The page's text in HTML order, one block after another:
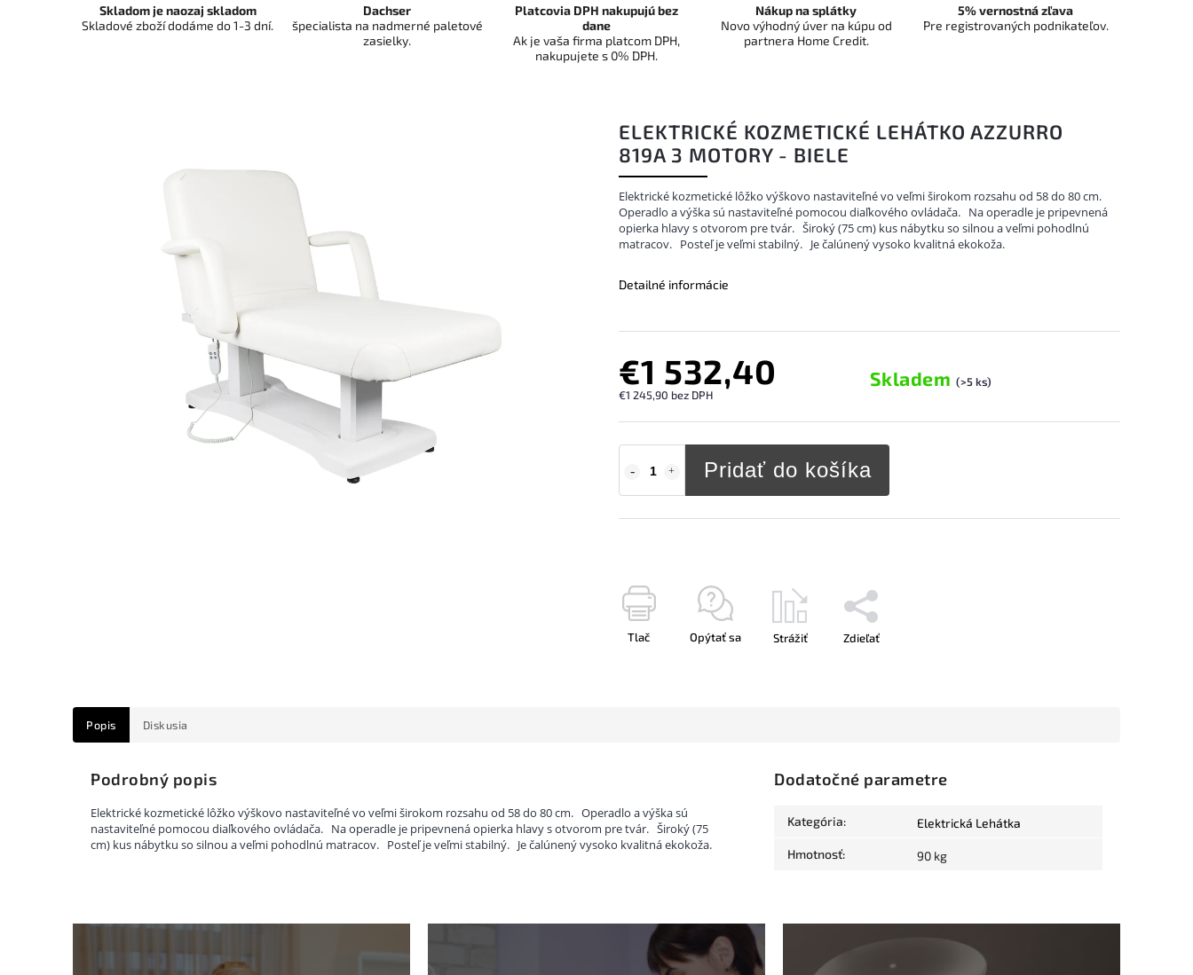
ELEKTRICKÉ KOZMETICKÉ LEHÁTKO AZZURRO
819A 3 MOTORY - BIELE
€1 532,40
€1 245,90 bez DPH
Skladem (>5 ks)
Pridať do košíka
Elektrické kozmetické lôžko výškovo nastaviteľné vo veľmi širokom rozsahu od 58 do 80 cm.
Operadlo a výška sú nastaviteľné pomocou diaľkového ovládača. Na operadle je pripevnená
opierka hlavy s otvorom pre tvár. Široký (75 cm) kus nábytku so silnou a veľmi pohodlnú
matracov. Posteľ je veľmi stabilný. Je čalúnený vysoko kvalitná ekokoža.
Detailné informácie
Tlač Opýtať sa Strážiť Zdieľať
Skladom je naozaj skladom
Skladové zboží dodáme do 1-3 dní.
Dachser
špecialista na nadmerné paletové
zasielky.
Platcovia DPH nakupujú bez
dane
Ak je vaša firma platcom DPH,
nakupujete s 0% DPH.
Nákup na splátky
Novo výhodný úver na kúpu od
partnera Home Credit.
5% vernostná zľava
Pre registrovaných podnikateľov.
Popis Diskusia
Podrobný popis
Elektrické kozmetické lôžko výškovo nastaviteľné vo veľmi širokom rozsahu od 58 do 80 cm. Operadlo a výška sú
nastaviteľné pomocou diaľkového ovládača. Na operadle je pripevnená opierka hlavy s otvorom pre tvár. Široký (75
cm) kus nábytku so silnou a veľmi pohodlnú matracov. Posteľ je veľmi stabilný. Je čalúnený vysoko kvalitná ekokoža.
Dodatočné parametre
Kategória: Elektrická Lehátka
Hmotnosť: 90 kg